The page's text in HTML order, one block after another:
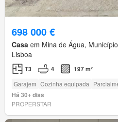
698 000 €
Casa em Mina de Água,
Lisboa
T3 4 197 m²
Garajem Cozinha equipada
Há 30+ dias
PROPERSTAR